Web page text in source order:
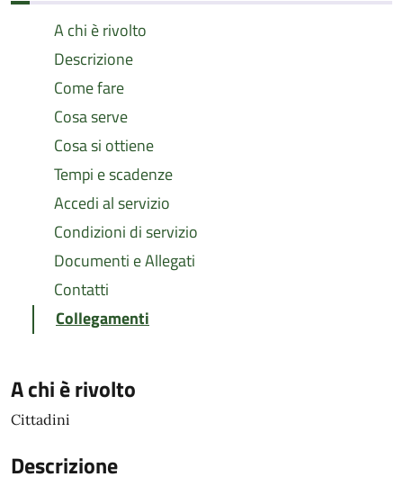
A chi è rivolto
Descrizione
Come fare
Cosa serve
Cosa si ottiene
Tempi e scadenze
Accedi al servizio
Condizioni di servizio
Documenti e Allegati
Contatti
Collegamenti
A chi è rivolto
Cittadini
Descrizione